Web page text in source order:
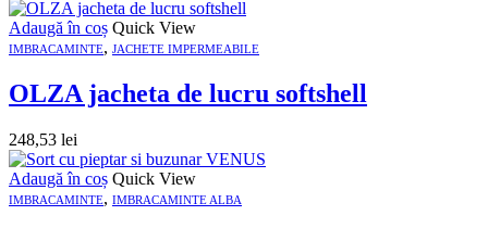
Adaugă în coș Quick View
IMBRACAMINTE, JACHETE IMPERMEABILE
OLZA jacheta de lucru softshell
248,53 lei
Adaugă în coș Quick View
IMBRACAMINTE, IMBRACAMINTE ALBA